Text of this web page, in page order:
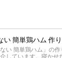
い 簡単鶏ハム 作
ない 簡単鶏ハム」の